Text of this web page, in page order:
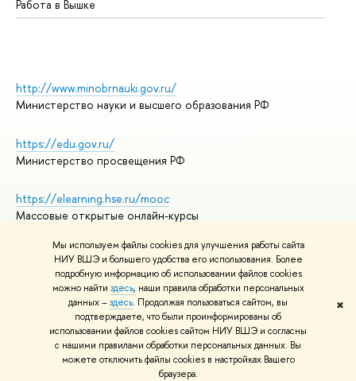
Мы используем файлы cookies для улучшения работы сайта
НИУ ВШЭ и большего удобства его использования. Более
подробную информацию об использовании файлов cookies
можно найти здесь, наши правила обработки персональных
данных –здесь. Продолжая пользоваться сайтом, вы
подтверждаете, что были проинформированы об
использовании файлов cookies сайтом НИУ ВШЭ и согласны
с нашими правилами обработки персональных данных. Вы
можете отключить файлы cookies в настройках Вашего
браузера.
✖
Работа в Вышке
http://www.minobrnauki.gov.ru/
Министерство науки и высшего образования РФ
https://edu.gov.ru/
Министерство просвещения РФ
https://elearning.hse.ru/mooc
Массовые открытые онлайн-курсы
© НИУ ВШЭ 1993–2026
Адреса и контакты
Условия использования материалов
Политика конфиденциальности
Правила применения рекомендательных технологий в НИУ ВШЭ
Карта сайта